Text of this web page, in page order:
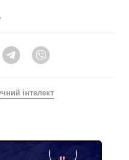
Telegram
інтелект